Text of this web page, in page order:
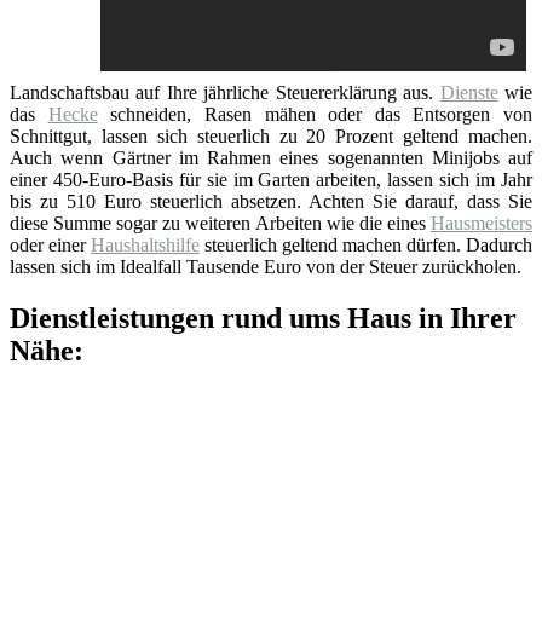
Landschaftsbau auf Ihre jährliche Steuererklärung aus. Dienstewie
das Heckeschneiden, Rasen mähen oder das Entsorgen von
Schnittgut, lassen sich steuerlich zu 20 Prozent geltend machen.
Auch wenn Gärtner im Rahmen eines sogenannten Minijobs auf
einer 450-Euro-Basis für sie im Garten arbeiten, lassen sich im Jahr
bis zu 510 Euro steuerlich absetzen. Achten Sie darauf, dass Sie
diese Summe sogar zu weiteren Arbeiten wie die eines Hausmeisters
oder einerHaushaltshilfe steuerlich geltend machen dürfen. Dadurch
lassen sich im Idealfall Tausende Euro von der Steuer zurückholen.
Dienstleistungen rund ums Haus in Ihrer
Nähe: